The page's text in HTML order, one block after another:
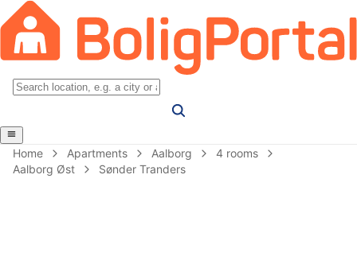
Home Apartments Aalborg
4 rooms
Aalborg Øst
Sønder Tranders